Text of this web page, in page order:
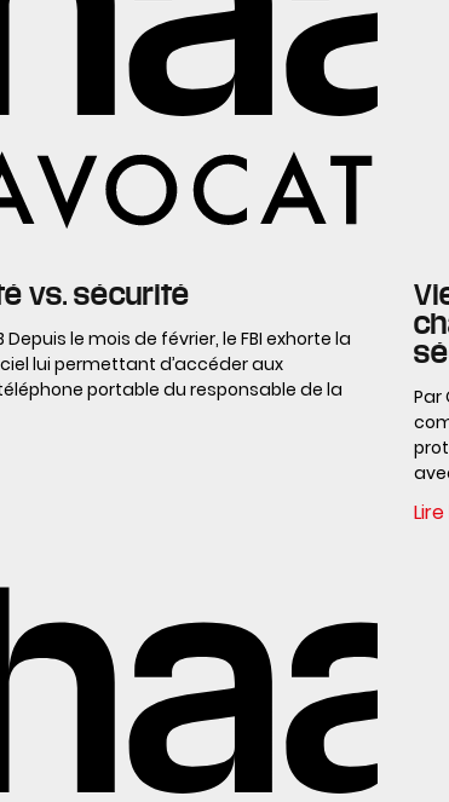
vs. sécurité
Depuis le mois de février, le FBI exhorte la
lui permettant d’accéder aux
portable du responsable de la
Par